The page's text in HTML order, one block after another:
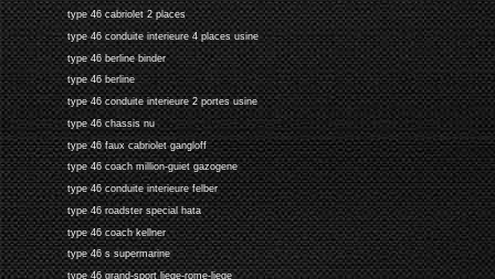
type 46 cabriolet 2 places
type 46 conduite interieure 4 places usine
type 46 berline binder
type 46 berline
type 46 conduite interieure 2 portes usine
type 46 chassis nu
type 46 faux cabriolet gangloff
type 46 coach million-guiet gazogene
type 46 conduite interieure felber
type 46 roadster special hata
type 46 coach kellner
type 46 s supermarine
type 46 grand-sport liege-rome-liege